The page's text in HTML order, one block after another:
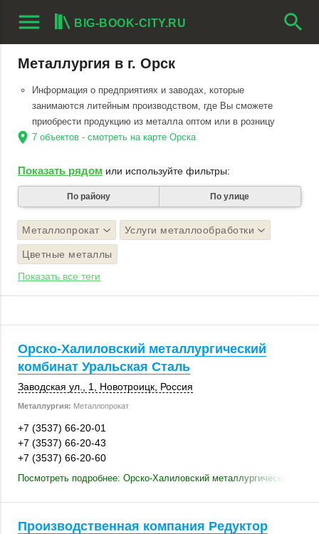
menu BIG-BOOK-CITY.RU search
Металлургия в г. Орск
Информация о предприятиях и заводах, которые
занимаются литейным производством, где Вы сможете
приобрести продукцию из металла оптом или в розницу
location_on 7 объектов - смотреть на карте Орска
Показать рядом или используйте фильтры:
По району По улице
Металлопрокат Услуги металлообработки
Цветные металлы
Показать все теги
Орско-Халиловский металлургический
комбинат Уральская Сталь
Заводская ул., 1 Новотроицк Россия
Металлургия: Металлопрокат
+7 (3537) 66-20-01
+7 (3537) 66-20-43
+7 (3537) 66-20-60
Посмотреть подробнее: Орско-Халиловский металлургический
Производственная компания Редуктор